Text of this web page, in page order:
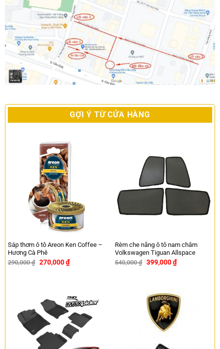
GỢI Ý TỪ CỬA HÀNG
Sáp thơm ô tô Areon Ken Coffee –
Hương Cà Phê
290,000₫ 270,000₫
Rèm che nắng ô tô nam châm
Volkswagen Tiguan Allspace
540,000₫ 399,000₫